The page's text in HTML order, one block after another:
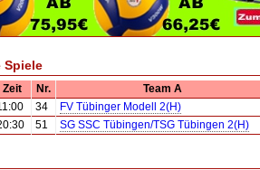
Spiele
Zeit Nr. Team A
34 FV Tübinger Modell 2(H)
51 SG SSC Tübingen/TSG Tübingen 2(H)